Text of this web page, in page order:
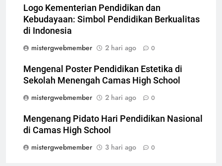
Logo Kementerian Pendidikan dan
Kebudayaan: Simbol Pendidikan Berkualitas
di Indonesia
mistergwebmember
2 hari ago 0
Mengenal Poster Pendidikan Estetika di
Sekolah Menengah Camas High School
mistergwebmember
2 hari ago 0
Mengenang Pidato Hari Pendidikan Nasional
di Camas High School
mistergwebmember
3 hari ago 0